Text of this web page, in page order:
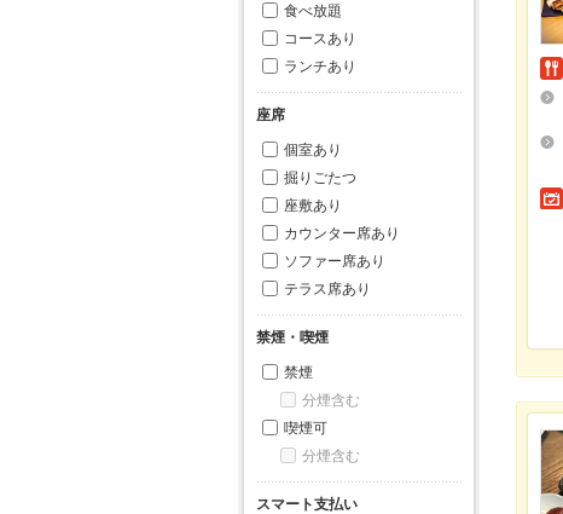
食べ放題
コースあり
ランチあり
座席
個室あり
掘りごたつ
座敷あり
カウンター席あり
ソファー席あり
テラス席あり
禁煙・喫煙
禁煙
分煙含む
喫煙可
分煙含む
スマート支払い